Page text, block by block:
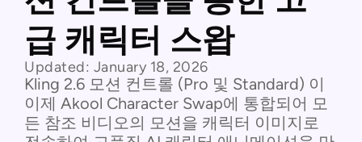
급 캐릭터 스왑
Updated: January 18, 2026
Kling 2.6 모션 컨트롤 (Pro 및 Standard) 이
이제 Akool Character Swap에 통합되어 모
든 참조 비디오의 모션을 캐릭터 이미지로